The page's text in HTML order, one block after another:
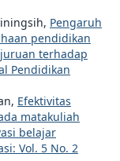
Pengaruh
pendidikan
terhadap
Pendidikan
Efektivitas
matakuliah
belajar
Vol. 5 No. 2